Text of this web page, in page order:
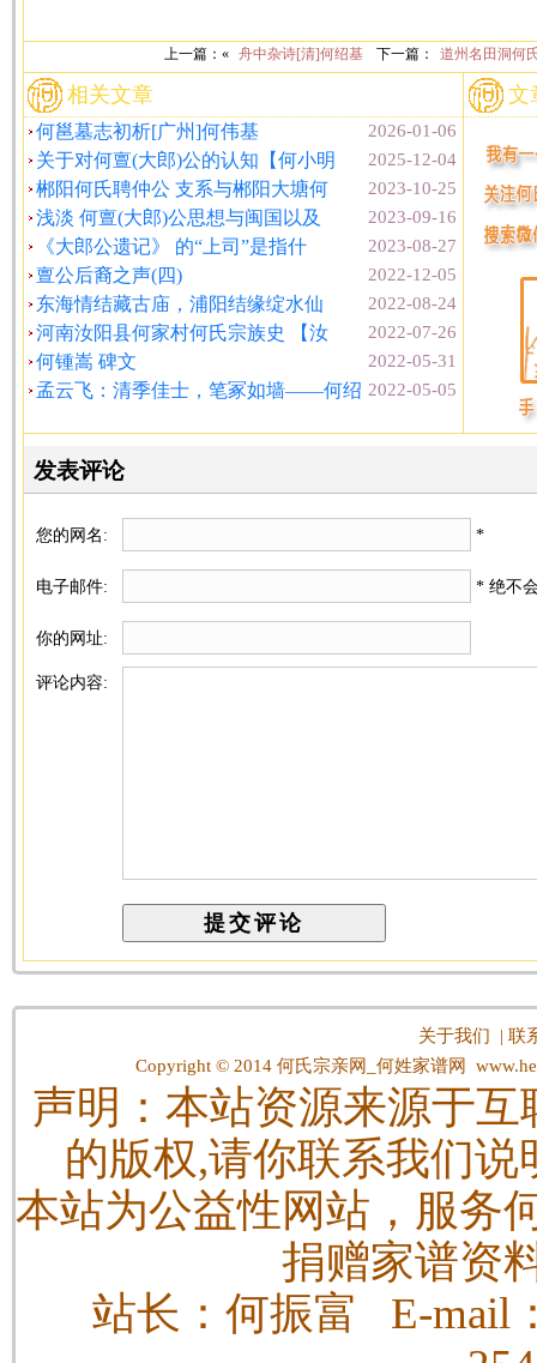
上一篇：« 舟中杂诗[清]何绍基 下一篇： 道州名田洞何
相关文章
2026-01-06
何邕墓志初析[广州]何伟基
2025-12-04
关于对何亶(大郎)公的认知【何小明
2023-10-25
郴阳何氏聘仲公 支系与郴阳大塘何
2023-09-16
浅淡 何亶(大郎)公思想与闽国以及
2023-08-27
《大郎公遗记》 的“上司”是指什
2022-12-05
亶公后裔之声(四)
2022-08-24
东海情结藏古庙，浦阳结缘绽水仙
2022-07-26
河南汝阳县何家村何氏宗族史 【汝
2022-05-31
何锺嵩 碑文
2022-05-05
孟云飞：清季佳士，笔冢如墙——何绍
文
发表评论
您的网名: *
电子邮件: * 绝不
你的网址:
评论内容:
关于我们 |联
Copyright © 2014 何氏宗亲网_何姓家谱网
声明：本站资源来源于
的版权,请你联系我们
本站为公益性网站，服务
捐赠家谱资
站长：何振富 E-mail